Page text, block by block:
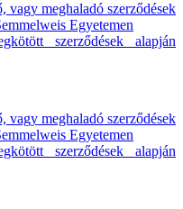
meghaladó szerződések
Egyetemen
szerződések alapján
meghaladó szerződések
Egyetemen
szerződések alapján